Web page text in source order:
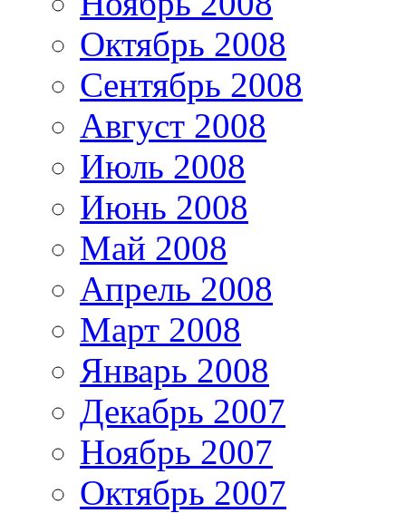
Октябрь 2008
Сентябрь 2008
Август 2008
Июль 2008
Июнь 2008
Май 2008
Апрель 2008
Март 2008
Январь 2008
Декабрь 2007
Ноябрь 2007
Октябрь 2007